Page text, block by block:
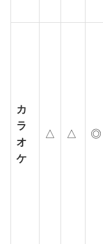
カ
ラ
オ
ケ
△ △ ◎